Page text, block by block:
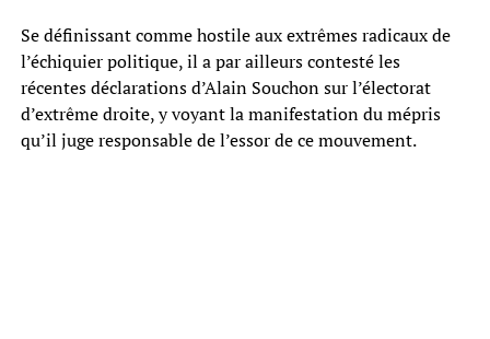
Se définissant comme hostile aux extrêmes radicaux de
l’échiquier politique, il a par ailleurs contesté les
récentes déclarations d’Alain Souchon sur l’électorat
d’extrême droite, y voyant la manifestation du mépris
qu’il juge responsable de l’essor de ce mouvement.